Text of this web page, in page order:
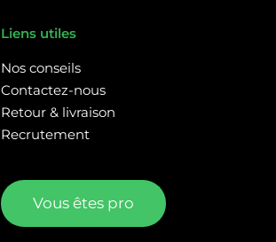
Liens utiles
Nos conseils
Contactez-nous
Retour & livraison
Recrutement
Vous êtes pro